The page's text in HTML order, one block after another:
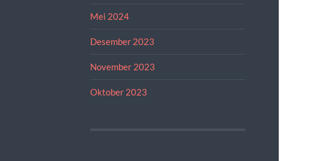
Mei 2024
Desember 2023
November 2023
Oktober 2023